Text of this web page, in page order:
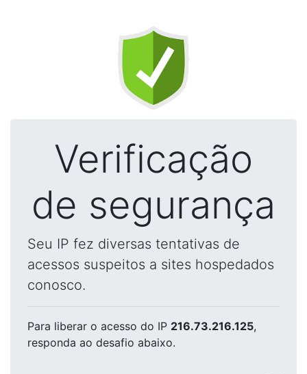
Verificação
de segurança
Seu IP fez diversas tentativas de
acessos suspeitos a sites hospedados
conosco.
Para liberar o acesso do IP 216.73.216.125,
responda ao desafio abaixo.